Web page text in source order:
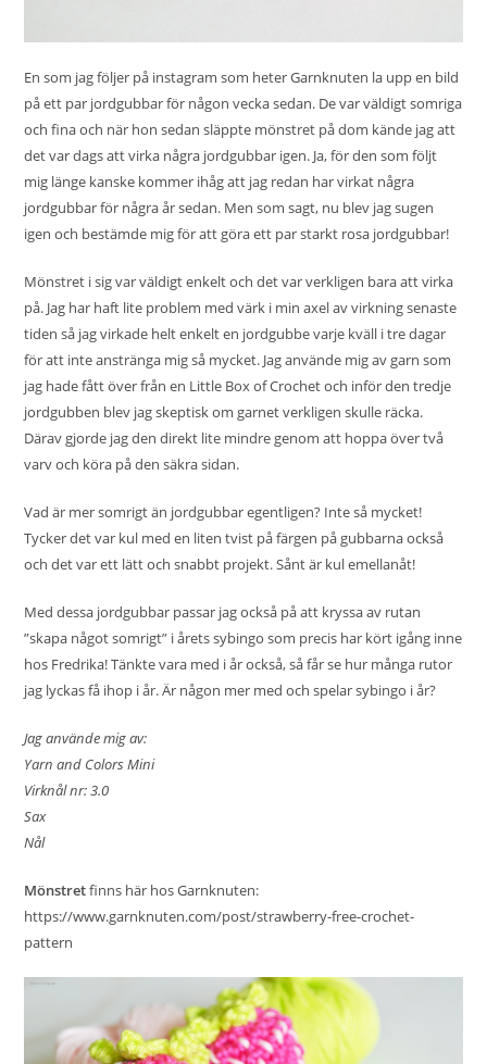
En som jag följer på instagram som heterGarnknuten la upp en bild
på ett par jordgubbar för någon vecka sedan. De var väldigt somriga
och fina och när hon sedan släppte mönstret på dom kände jag att
det var dags att virka några jordgubbar igen. Ja, för den som följt
mig länge kanske kommer ihåg att jag redan har virkat några
jordgubbarför några år sedan. Men som sagt, nu blev jag sugen
igen och bestämde mig för att göra ett par starkt rosa jordgubbar!
Mönstret i sig var väldigt enkelt och det var verkligen bara att virka
på. Jag har haft lite problem med värk i min axel av virkning senaste
tiden så jag virkade helt enkelt en jordgubbe varje kväll i tre dagar
för att inte anstränga mig så mycket. Jag använde mig av garn som
jag hade fått över från en Little Box of Crochet och inför den tredje
jordgubben blev jag skeptisk om garnet verkligen skulle räcka.
Därav gjorde jag den direkt lite mindre genom att hoppa över två
varv och köra på den säkra sidan.
Vad är mer somrigt än jordgubbar egentligen? Inte så mycket!
Tycker det var kul med en liten tvist på färgen på gubbarna också
och det var ett lätt och snabbt projekt. Sånt är kul emellanåt!
Med dessa jordgubbar passar jag också på att kryssa av rutan
”skapa något somrigt” i årets sybingo som precis har kört igång inne
hos Fredrika! Tänkte vara med i år också, så får se hur många rutor
jag lyckas få ihop i år. Är någon mer med och spelar sybingo i år?
Jag använde mig av:
Yarn and Colors Mini
Virknål nr: 3.0
Sax
Nål
Mönstretfinns här hos Garnknuten:
https://www.garnknuten.com/post/strawberry-free-crochet-
pattern